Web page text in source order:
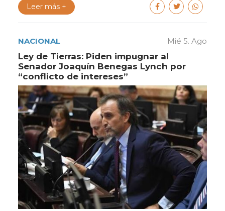
Leer más +
NACIONAL Mié 5. Ago
Ley de Tierras: Piden impugnar al
Senador Joaquín Benegas Lynch por
“conflicto de intereses”